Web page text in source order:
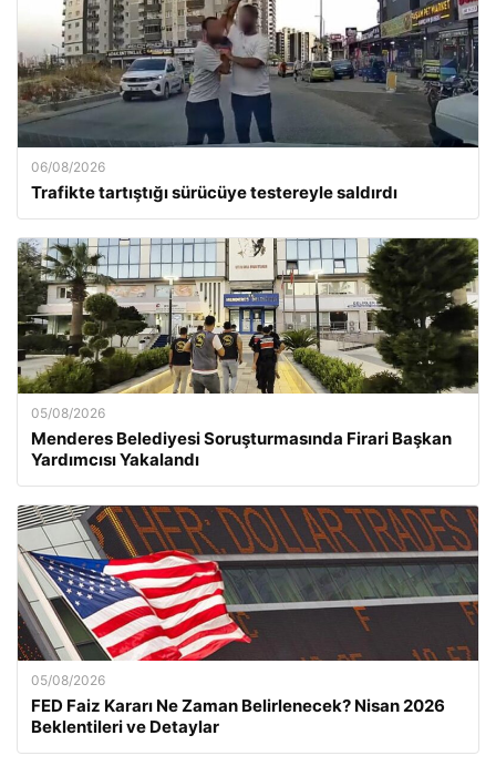
06/08/2026
Trafikte tartıştığı sürücüye testereyle saldırdı
05/08/2026
Menderes Belediyesi Soruşturmasında Firari Başkan
Yardımcısı Yakalandı
05/08/2026
FED Faiz Kararı Ne Zaman Belirlenecek? Nisan 2026
Beklentileri ve Detaylar